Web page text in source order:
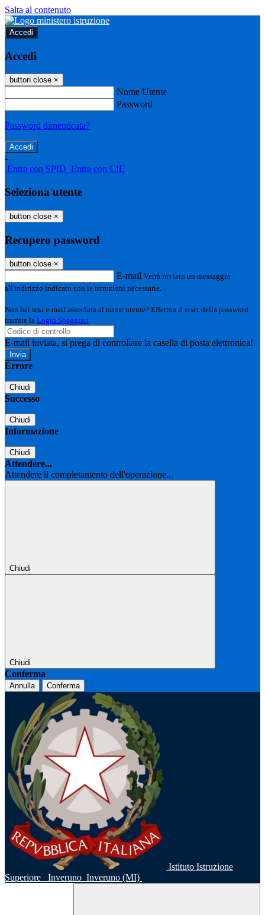
Salta al contenuto
Accedi
Accedi
button close ×
Nome Utente
Password
Password dimenticata?
-
Entra con SPID Entra con CIE
Seleziona utente
button close ×
Recupero password
button close ×
E-mail Verrà inviato un messaggio
all'indirizzo indicato con le istruzioni necessarie.
Non hai una e-mail associata al nome utente? Effettua il reset della password
tramite la Login Spaggiari
E-mail inviata, si prega di controllare la casella di posta elettronica!
Errore
Chiudi
Successo
Chiudi
Informazione
Chiudi
Attendere...
Attendere il completamento dell'operazione...
Chiudi
Chiudi
Conferma
Annulla Conferma
Istituto Istruzione
Superiore
Inveruno Inveruno (MI)